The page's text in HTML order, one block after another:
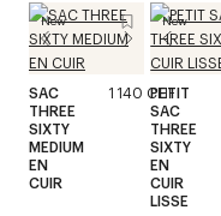
New
SAC
THREE
SIXTY
MEDIUM
EN
CUIR
1 140 CHF
New
PETIT
SAC
THREE
SIXTY
EN
CUIR
LISSE